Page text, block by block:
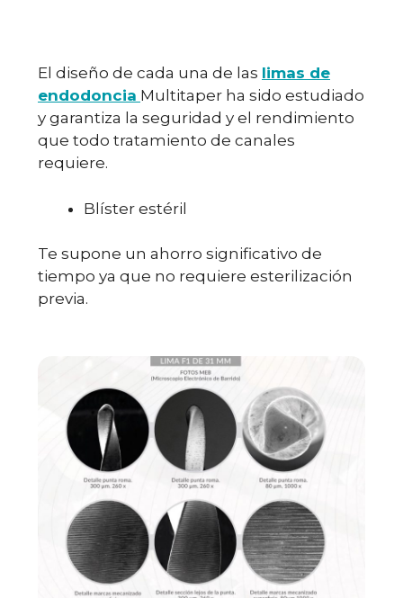
El diseño de cada una de las limas de
endodoncia Multitaper ha sido estudiado
y garantiza la seguridad y el rendimiento
que todo tratamiento de canales
requiere.
Blíster estéril
Te supone un ahorro significativo de
tiempo ya que no requiere esterilización
previa.